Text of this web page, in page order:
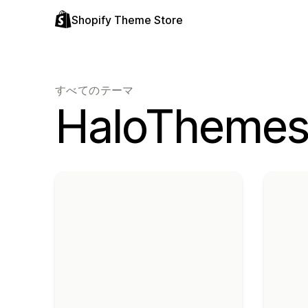
Shopify Theme Store
すべてのテーマ